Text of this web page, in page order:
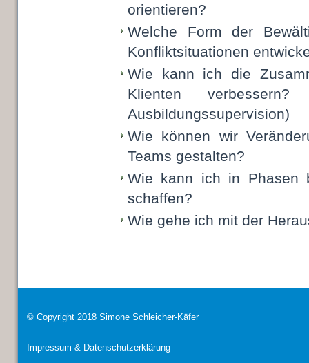
orientieren?
Welche Form der
Konfliktsituationen
Wie kann ich die
Klienten
Ausbildungssupervision)
Wie können wir
Teams gestalten?
Wie kann ich in Phasen
schaffen?
Wie gehe ich mit der
© Copyright 2018 Simone Schleicher-Käfer
Impressum & Datenschutzerklärung